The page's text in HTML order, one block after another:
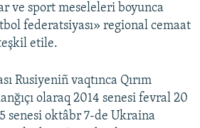
ve sport meseleleri boyunca
federatsiyası» regional cemaat
etile.
Rusiyeniñ vaqtınca Qırım
olaraq 2014 senesi fevral 20
senesi oktâbr 7-de Ukraina